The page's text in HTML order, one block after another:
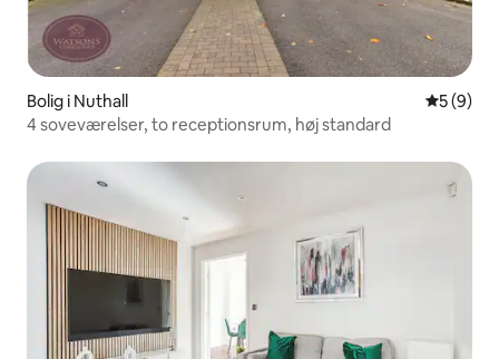
Bolig i Nuthall 5 ud af 5
5 (9)
4 soveværelser, to receptionsrum, høj standard